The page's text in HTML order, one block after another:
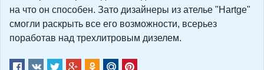
на что он способен. Зато дизайнеры из ателье "Hartge"
смогли раскрыть все его возможности, всерьез
поработав над трехлитровым дизелем.